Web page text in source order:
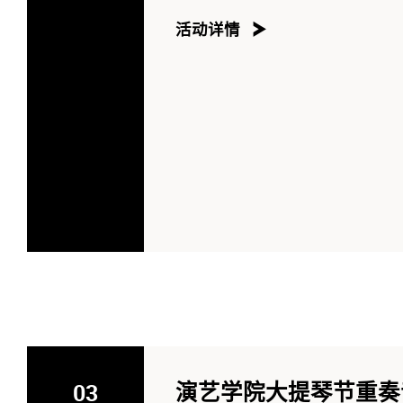
活动详情
03 演艺学院大提琴节重